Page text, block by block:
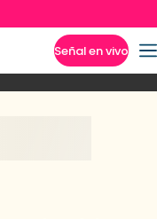
Señal en vivo
Novedades